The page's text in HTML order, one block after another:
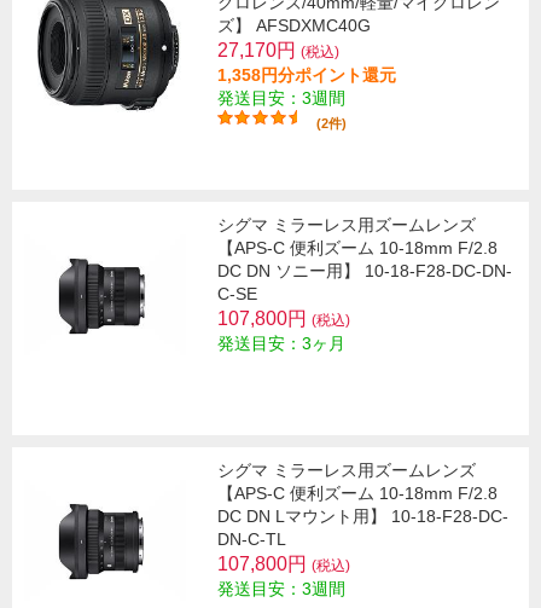
ズ】 AFSDXMC40G
27,170円 (税込)
1,358円分ポイント還元
発送目安：3週間
(2件)
シグマ ミラーレス用ズームレンズ
【APS-C 便利ズーム 10-18mm F/2.8
DC DN ソニー用】 10-18-F28-DC-DN-
C-SE
107,800円 (税込)
発送目安：3ヶ月
シグマ ミラーレス用ズームレンズ
【APS-C 便利ズーム 10-18mm F/2.8
DC DN Lマウント用】 10-18-F28-DC-
DN-C-TL
107,800円 (税込)
発送目安：3週間